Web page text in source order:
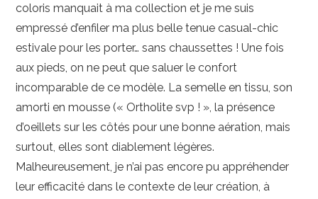
coloris manquait à ma collection et je me suis
empressé d’enfiler ma plus belle tenue casual-chic
estivale pour les porter… sans chaussettes ! Une fois
aux pieds, on ne peut que saluer le confort
incomparable de ce modèle. La semelle en tissu, son
amorti en mousse (« Ortholite svp ! », la présence
d’oeillets sur les côtés pour une bonne aération, mais
surtout, elles sont diablement légères.
Malheureusement, je n’ai pas encore pu appréhender
leur efficacité dans le contexte de leur création, à